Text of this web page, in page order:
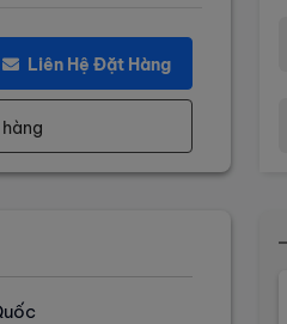
Liên Hệ Đặt Hàng